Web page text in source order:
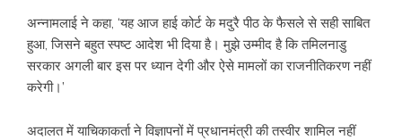
अन्नामलाई ने कहा, ‘यह आज हाई कोर्ट के मदुरै पीठ के फैसले से सही साबित
हुआ, जिसने बहुत स्पष्ट आदेश भी दिया है। मुझे उम्मीद है कि तमिलनाडु
सरकार अगली बार इस पर ध्यान देगी और ऐसे मामलों का राजनीतिकरण नहीं
करेगी।’
अदालत में याचिकाकर्ता ने विज्ञापनों में प्रधानमंत्री की तस्वीर शामिल नहीं